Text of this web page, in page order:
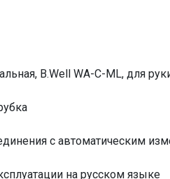
B.Well WA-C-ML, для
с автоматическим
на русском языке